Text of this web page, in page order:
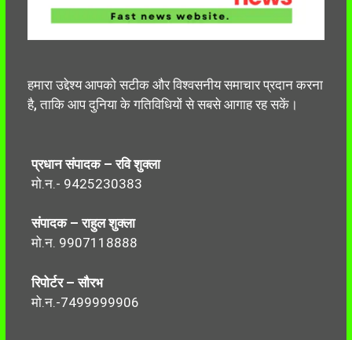
हमारा उद्देश्य आपको सटीक और विश्वसनीय समाचार प्रदान करना
है, ताकि आप दुनिया के गतिविधियों से सबसे आगाह रह सकें।
प्रधान संपादक – रवि शुक्ला
मो.न.- 9425230383
संपादक – राहुल शुक्ला
मो.न. 9907118888
रिपोर्टर – सौरभ
मो.न.-7499999906